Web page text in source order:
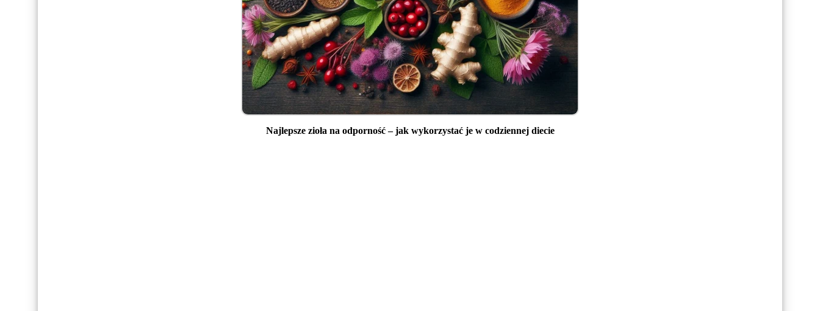
Najlepsze zioła na odporność – jak wykorzystać je w codziennej diecie